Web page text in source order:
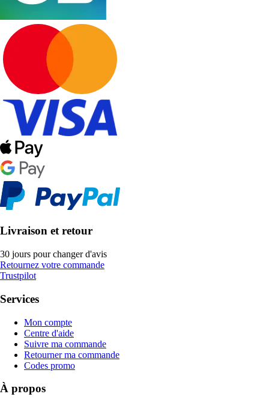
Livraison et retour
30 jours pour changer d'avis
Retournez votre commande
Trustpilot
Services
Mon compte
Centre d'aide
Suivre ma commande
Retourner ma commande
Codes promo
À propos